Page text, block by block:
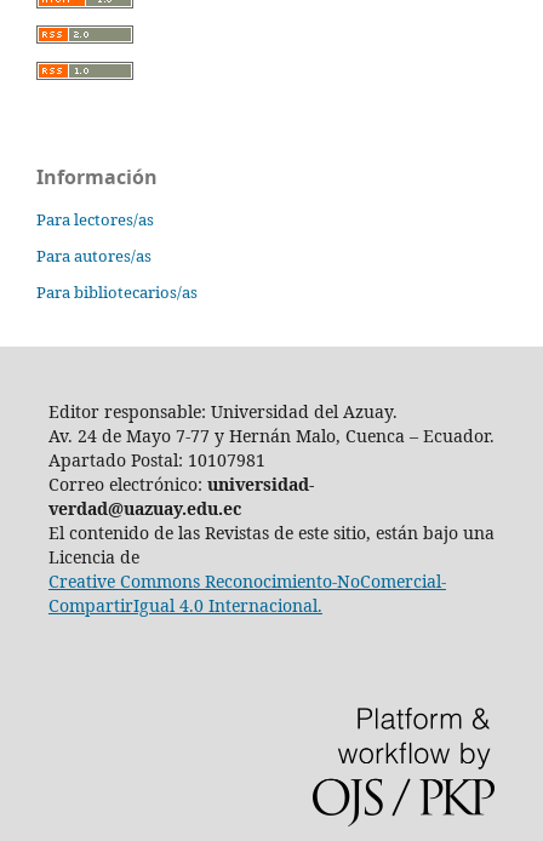
Información
Para lectores/as
Para autores/as
Para bibliotecarios/as
Editor responsable: Universidad del Azuay.
Av. 24 de Mayo 7-77 y Hernán Malo, Cuenca – Ecuador.
Apartado Postal: 10107981
Correo electrónico: universidad-
verdad@uazuay.edu.ec
El contenido de las Revistas de este sitio, están bajo una
Licencia de
Creative Commons Reconocimiento-NoComercial-
CompartirIgual 4.0 Internacional.